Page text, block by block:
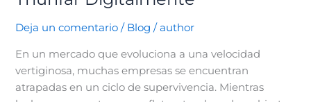
Deja un comentario / Blog /author
En un mercado que evoluciona a una velocidad
vertiginosa, muchas empresas se encuentran
atrapadas en un ciclo de supervivencia. Mientras